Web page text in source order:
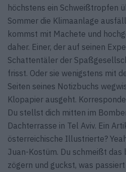
höchstens ein Schweißtropfen
Sommer die Klimaanlage
kommst mit Machete und
daher. Einer, der auf seinen
Schattentäler der
frisst. Oder sie wenigstens mit
Seiten seines Notizbuchs
Klopapier ausgeht.
Du stellst dich mitten im
Dachterrasse in Tel Aviv. Ein
österreichische Illustrierte?
Juan-Kostüm. Du schmeißt
zögern und guckst, was